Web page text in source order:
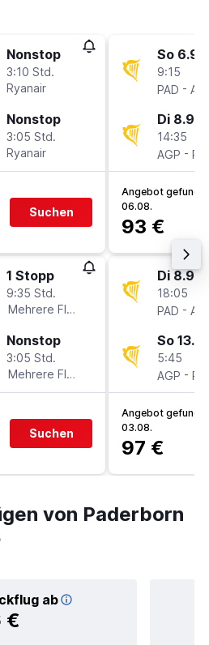
Nonstop
3:10 Std.
Ryanair
Nonstop
3:05 Std.
Ryanair
Suchen
1 Stopp
9:35 Std.
Mehrere Fluglinien
Nonstop
3:05 Std.
Mehrere Fluglinien
Suchen
So 6.9.
9:15
PAD -
Di 8.9.
14:35
AGP -
Angebot
06.08.
93 €
Di 8.9.
18:05
PAD -
So 13.9.
5:45
AGP -
Angebot
03.08.
97 €
von Paderborn
ab
€